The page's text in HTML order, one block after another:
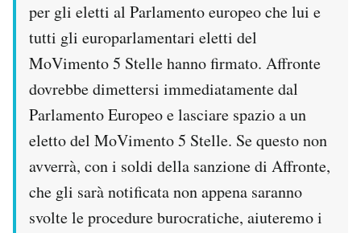
per gli eletti al Parlamento europeo che lui e
tutti gli europarlamentari eletti del
MoVimento 5 Stelle hanno firmato. Affronte
dovrebbe dimettersi immediatamente dal
Parlamento Europeo e lasciare spazio a un
eletto del MoVimento 5 Stelle. Se questo non
avverrà, con i soldi della sanzione di Affronte,
che gli sarà notificata non appena saranno
svolte le procedure burocratiche, aiuteremo i